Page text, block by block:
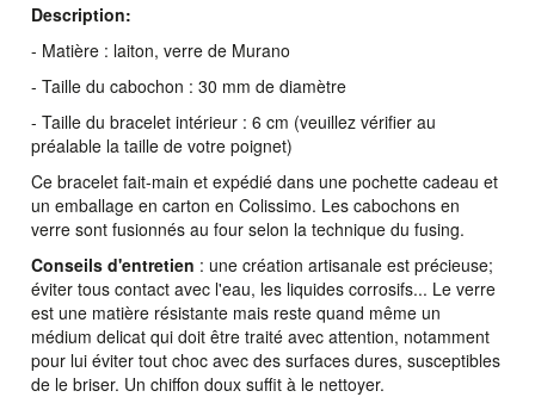
Description:
- Matière : laiton, verre de Murano
- Taille du cabochon : 30 mm de diamètre
- Taille du bracelet intérieur : 6 cm (veuillez vérifier au
préalable la taille de votre poignet)
Ce bracelet fait-main et expédié dans une pochette cadeauet
un emballage en carton en Colissimo. Les cabochons en
verre sont fusionnés au four selon la technique du fusing.
Conseils d'entretien : une création artisanale est précieuse;
éviter tous contact avec l'eau, les liquides corrosifs... Le verre
est une matière résistante mais reste quand même un
médium delicat qui doit être traité avec attention, notamment
pour lui éviter tout choc avec des surfaces dures, susceptibles
de le briser. Un chiffon doux suffit à le nettoyer.